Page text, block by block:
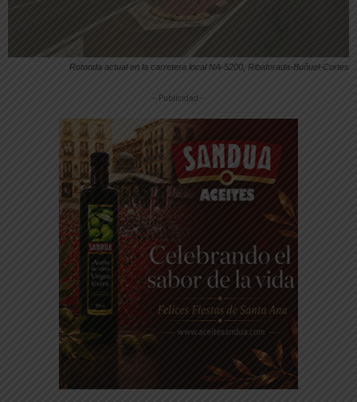
Rotonda actual en la carretera local NA-5200, Ribaforada-Buñuel-Cortes
-- Publicidad --